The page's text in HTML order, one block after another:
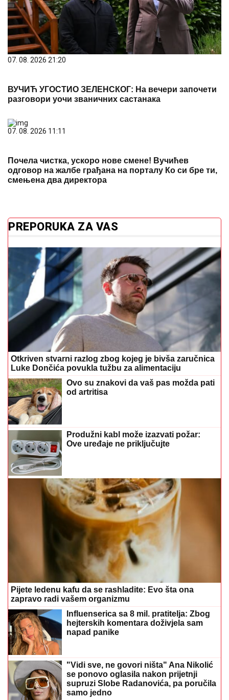
07. 08. 2026 21:20
ВУЧИЋ УГОСТИО ЗЕЛЕНСКОГ: На вечери започети
разговори уочи званичних састанака
07. 08. 2026 11:11
Почела чистка, ускоро нове смене! Вучићев
одговор на жалбе грађана на порталу Ко си бре ти,
смењена два директора
PREPORUKA ZA VAS
Otkriven stvarni razlog zbog kojeg je bivša zaručnica
Luke Dončića povukla tužbu za alimentaciju
Ovo su znakovi da vaš pas možda pati
od artritisa
Produžni kabl može izazvati požar:
Ove uređaje ne priključujte
Pijete ledenu kafu da se rashladite: Evo šta ona
zapravo radi vašem organizmu
Influenserica sa 8 mil. pratitelja: Zbog
hejterskih komentara doživjela sam
napad panike
"Vidi sve, ne govori ništa" Ana Nikolić
se ponovo oglasila nakon prijetnji
supruzi Slobe Radanovića, pa poručila
samo jedno